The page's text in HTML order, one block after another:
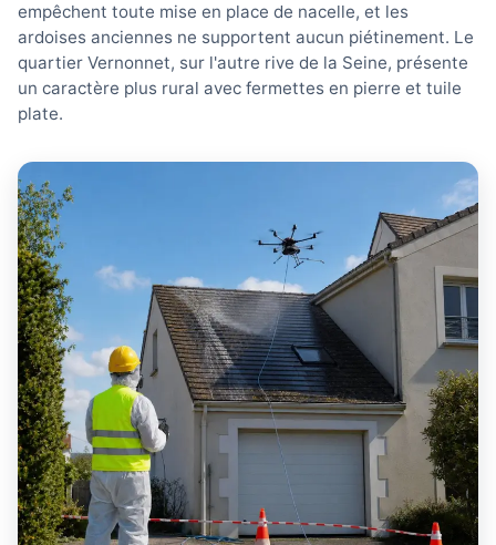
empêchent toute mise en place de nacelle, et les
ardoises anciennes ne supportent aucun piétinement. Le
quartier Vernonnet, sur l'autre rive de la Seine, présente
un caractère plus rural avec fermettes en pierre et tuile
plate.